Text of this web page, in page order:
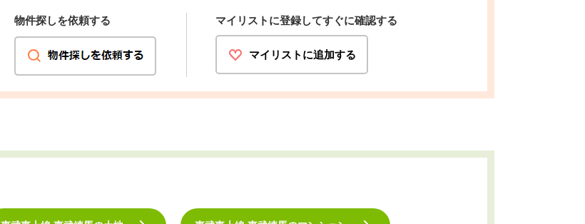
物件探しを依頼する マイリストに登録してすぐに確認する
マイリストに追加する